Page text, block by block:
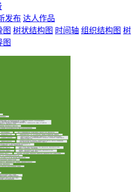
发布 达人作品
图 树状结构图 时间轴 组织结构图 树
图